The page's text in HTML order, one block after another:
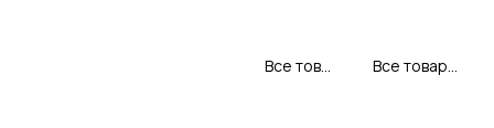
Все товары Sen Soy Все товары категории